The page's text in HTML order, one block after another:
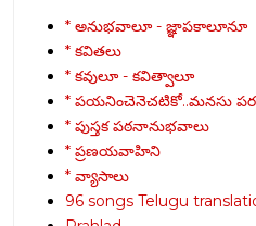
* అనుభవాలూ - జ్ఞాపకాలూనూ
* కవితలు
* కవులూ - కవిత్వాలూ
* పయనించెనెచటికో..మనసు
* పుస్తక పఠనానుభవాలు
* ప్రణయవాహిని
* వ్యాసాలు
96 songs Telugu